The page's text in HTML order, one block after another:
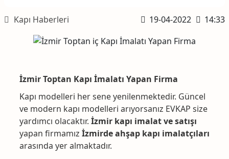
Kapı Haberleri 19-04-2022 14:33
İzmir Toptan Kapı İmalatı Yapan Firma
Kapı modelleri her sene yenilenmektedir. Güncel
ve modern kapı modelleri arıyorsanız EVKAP size
yardımcı olacaktır. İzmir kapı imalat ve satışı
yapan firmamız İzmirde ahşap kapı imalatçıları
arasında yer almaktadır.